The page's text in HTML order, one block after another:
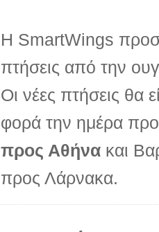
Η SmartWings
πτήσεις από την
Οι νέες πτήσεις θα
φορά την ημέρα
προς Αθήνα και
προς Λάρνακα.